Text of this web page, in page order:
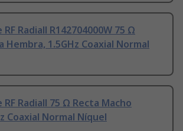
Radiall R142704000W 75 Ω
Hembra, 1.5GHz Coaxial Normal
Radiall 75 Ω Recta Macho
Coaxial Normal Níquel